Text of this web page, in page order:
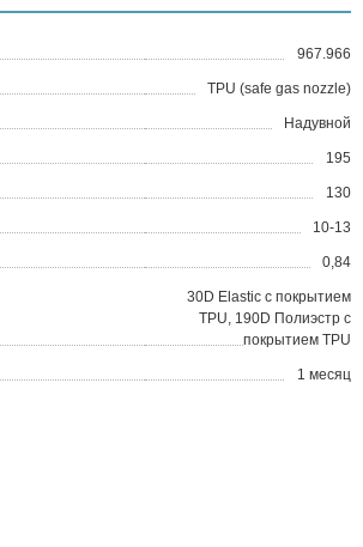
967.966
TPU (safe gas nozzle)
Надувной
195
130
10-13
0,84
30D Elastic с покрытием
TPU, 190D Полиэстр с
покрытием TPU
1 месяц